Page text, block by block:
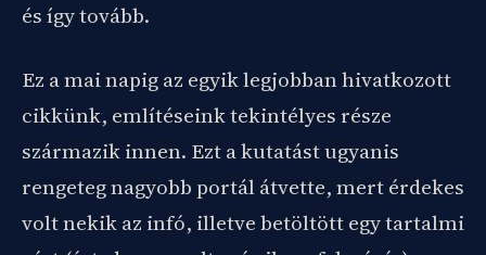
és így tovább.
Ez a mai napig az egyik legjobban hivatkozott
cikkünk, említéseink tekintélyes része
származik innen. Ezt a kutatást ugyanis
rengeteg nagyobb portál átvette, mert érdekes
volt nekik az infó, illetve betöltött egy tartalmi